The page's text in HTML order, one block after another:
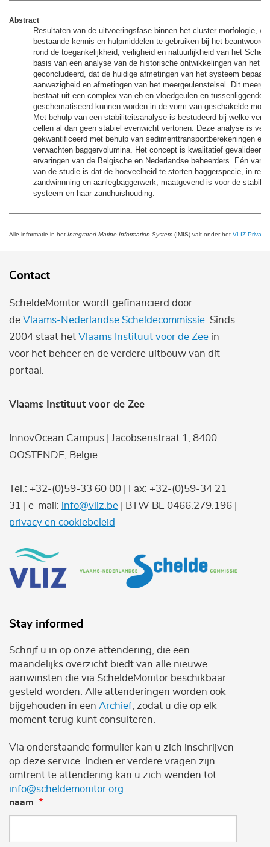
Abstract
Resultaten van de uitvoeringsfase binnen het cluster morfologie,
bestaande kennis en hulpmiddelen te gebruiken bij het
rond de toegankelijkheid, veiligheid en natuurlijkheid van het
basis van een analyse van de historische ontwikkelingen van het
geconcludeerd, dat de huidige afmetingen van het systeem
aanwezigheid en afmetingen van het meergeulenstelsel. Dit
bestaat uit een complex van eb-en vloedgeulen en tussenliggende
geschematiseerd kunnen worden in de vorm van geschakelde
Met behulp van een stabiliteitsanalyse is bestudeerd bij welke
cellen al dan geen stabiel evenwicht vertonen. Deze analyse is
gekwantificeerd met behulp van sedimenttransportberekeningen en
verwachten baggervolumina. Het concept is kwalitatief gevalideerd
ervaringen van de Belgische en Nederlandse beheerders. Eén van
van de studie is dat de hoeveelheid te storten baggerspecie, in
zandwinnning en aanlegbaggerwerk, maatgevend is voor de
systeem en haar zandhuishouding.
Alle informatie in het Integrated Marine Information System (IMIS) valt onder het VLIZ Privacy
Contact
ScheldeMonitor wordt gefinancierd door
de Vlaams-Nederlandse Scheldecommissie . Sinds
2004 staat het Vlaams Instituut voor de Zee in
voor het beheer en de verdere uitbouw van dit
portaal.
Vlaams Instituut voor de Zee
InnovOcean Campus | Jacobsenstraat 1, 8400
OOSTENDE, België
Tel.: +32-(0)59-33 60 00 | Fax: +32-(0)59-34 21
31 | e-mail: info@vliz.be | BTW BE 0466.279.196 |
privacy en cookiebeleid
Stay informed
Schrijf u in op onze attendering, die een
maandelijks overzicht biedt van alle nieuwe
aanwinsten die via ScheldeMonitor beschikbaar
gesteld worden. Alle attenderingen worden ook
bijgehouden in een Archief , zodat u die op elk
moment terug kunt consulteren.
Via onderstaande formulier kan u zich inschrijven
op deze service. Indien er verdere vragen zijn
omtrent te attendering kan u zich wenden tot
info@scheldemonitor.org
naam